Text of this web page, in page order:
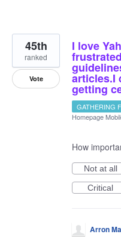
I love
articles.I
getting
45th
ranked
Vote
GATHERING
Homepage
How
Not at all
Critical
Arron